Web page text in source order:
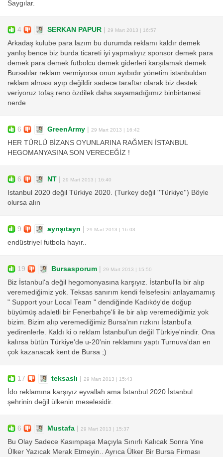
Saygılar.
4 SERKAN PAPUR | 29 Mart 2013 | 16:57
Arkadaş kulube para lazım bu durumda reklamı kaldır demek
yanlış bence biz burda ticareti iyi yapmalıyız sponsor demek para
demek para demek futbolcu demek giderleri karşılamak demek
Bursalılar reklam vermiyorsa onun ayıbıdır yönetim istanbuldan
reklam alması ayıp değildir sadece taraftar olarak biz destek
veriyoruz tofaş reno özdilek daha sayamadığımız binbirtanesi
nerde
6 GreenArmy | 29 Mart 2013 | 16:42
HER TÜRLÜ BİZANS OYUNLARINA RAĞMEN İSTANBUL
HEGOMANYASINA SON VERECEĞİZ !
6 NT | 29 Mart 2013 | 16:40
Istanbul 2020 değil Türkiye 2020. (Turkey değil ''Türkiye'') Böyle
olursa alın
9 aynşıtayn | 29 Mart 2013 | 16:03
endüstriyel futbola hayır..
19 Bursasporum | 29 Mart 2013 | 15:50
Biz İstanbul'a değil hegomonyasına karşıyız. İstanbul'la bir alıp
veremediğimiz yok. Teksas sanırım kendi felsefesini anlayamamış
" Support your Local Team " dendiğinde Kadıköy'de doğup
büyümüş adaletli bir Fenerbahçe'li ile bir alıp veremediğimiz yok
bizim. Bizim alıp veremediğimiz Bursa'nın rızkını İstanbul'a
yedirenlerle. Kaldı ki o reklam İstanbul'un değil Türkiye'nindir. Ona
kalırsa bütün Türkiye'de u-20'nin reklamını yaptı Turnuva'dan en
çok kazanacak kent de Bursa ;)
17 teksaslı | 29 Mart 2013 | 15:43
İdo reklamına karşıyız eyvallah ama İstanbul 2020 İstanbul
şehrinin değil ülkenin meselesidir.
6 Mustafa | 29 Mart 2013 | 15:37
Bu Olay Sadece Kasımpaşa Maçıyla Sınırlı Kalıcak Sonra Yine
Ülker Yazıcak Merak Etmeyin.. Ayrıca Ülker Bir Bursa Firması